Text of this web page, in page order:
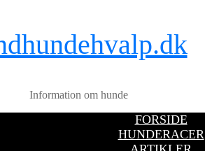
Information om hunde
FORSIDE
HUNDERACER